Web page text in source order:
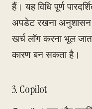
हैं। यह विधि पूर्ण
अपडेट रखना अनुशासन
खर्च लॉग करना भूल
कारण बन सकता है।
3. Copilot